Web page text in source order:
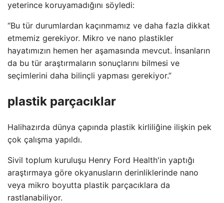
yeterince koruyamadığını söyledi:
“Bu tür durumlardan kaçınmamız ve daha fazla dikkat
etmemiz gerekiyor. Mikro ve nano plastikler
hayatımızın hemen her aşamasında mevcut. İnsanların
da bu tür araştırmaların sonuçlarını bilmesi ve
seçimlerini daha bilinçli yapması gerekiyor.”
plastik parçacıklar
Halihazırda dünya çapında plastik kirliliğine ilişkin pek
çok çalışma yapıldı.
Sivil toplum kuruluşu Henry Ford Health'in yaptığı
araştırmaya göre okyanusların derinliklerinde nano
veya mikro boyutta plastik parçacıklara da
rastlanabiliyor.